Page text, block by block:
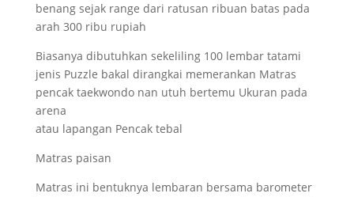
benang sejak range dari ratusan ribuan batas pada
arah 300 ribu rupiah
Biasanya dibutuhkan sekeliling 100 lembar tatami
jenis Puzzle bakal dirangkai memerankan Matras
pencak taekwondo nan utuh bertemu Ukuran pada
arena
atau lapangan Pencak tebal
Matras paisan
Matras ini bentuknya lembaran bersama barometer